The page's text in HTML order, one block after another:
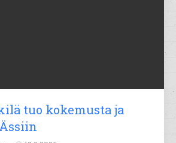
tuo kokemusta ja